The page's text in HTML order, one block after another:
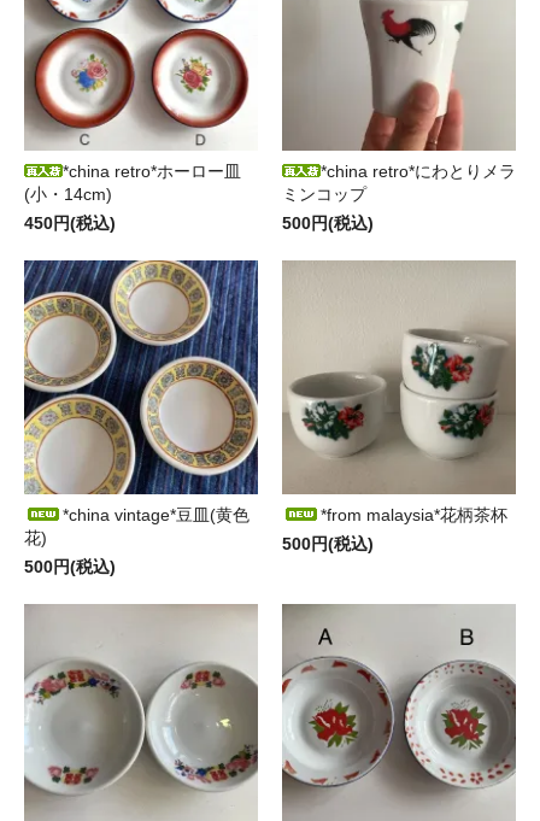
*china retro*ホーロー皿
(小・14cm)
450円(税込)
*china retro*にわとりメラ
ミンコップ
500円(税込)
*china vintage*豆皿(黄色
花)
500円(税込)
*from malaysia*花柄茶杯
500円(税込)